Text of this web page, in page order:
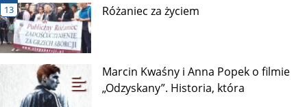
13 Różaniec za życiem
Marcin Kwaśny i Anna Popek o filmie
„Odzyskany”. Historia, która